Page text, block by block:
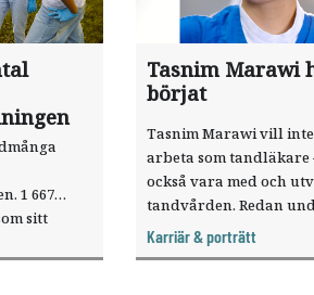
1 667
sitt
Tasnim Marawi
börjat
Tasnim Marawi vill
arbeta som tandläkare
också vara med och
tandvården. Redan
tiden har hon engagerat
nationellt, och är
Karriär & porträtt